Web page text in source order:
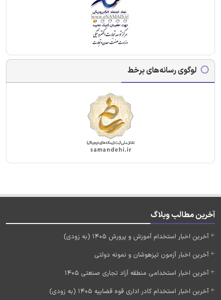
لوگوی رسانه‌های برخط
آخرین مطالب وبلاگ
آخرین اخبار استخدام آموزش و پرورش 1405 (به زودی)
آخرین اخبار آزمون تیزهوشان و نمونه دولتی
آخرین اخبار استخدامی منطقه آزاد تجاری صنعتی 1405
آخرین اخبار استخدام کادر اداری قوه قضاییه 1405 (به زودی)